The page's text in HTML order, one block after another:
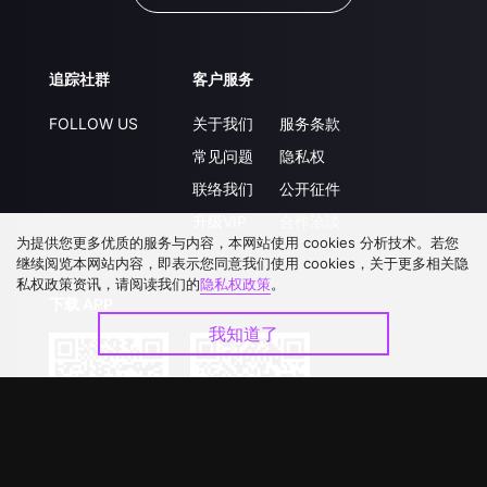
追踪社群
FOLLOW US
客户服务
关于我们
常见问题
联络我们
服务条款
隐私权
公开征件
为提供您更多优质的服务与内容，本网站使用 cookies 分析技术。若您
继续阅览本网站内容，即表示您同意我们使用 cookies，关于更多相关隐
私权政策资讯，请阅读我们的隐私权政策。
我知道了